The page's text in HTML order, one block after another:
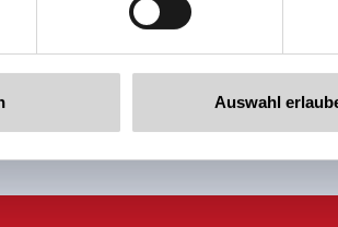
Auswahl
newsletter anmelden!